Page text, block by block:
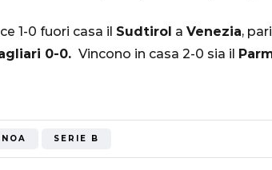
1-0 fuori casa il Sudtirol a Venezia,
0-0. Vincono in casa 2-0 sia il
SERIE B
all'Inter e al
Mondiale"